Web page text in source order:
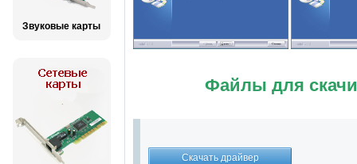
Звуковые карты
Файлы для